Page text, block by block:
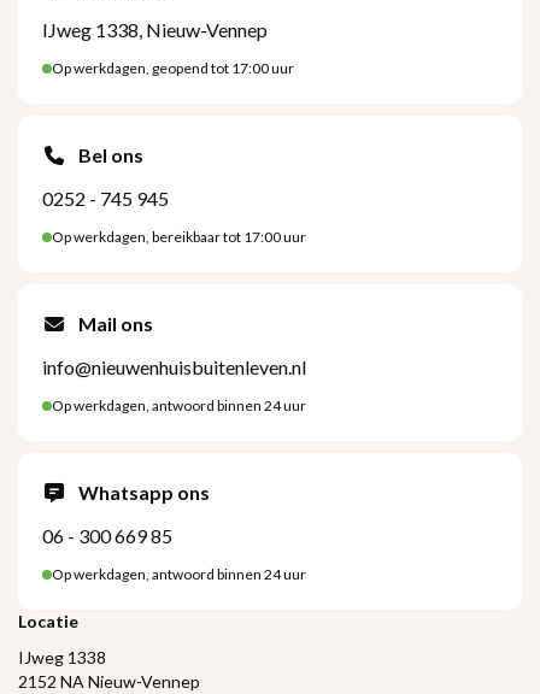
IJweg 1338, Nieuw-Vennep
Op werkdagen, geopend tot 17:00 uur
Bel ons
0252 - 745 945
Op werkdagen, bereikbaar tot 17:00 uur
Mail ons
info@nieuwenhuisbuitenleven.nl
Op werkdagen, antwoord binnen 24 uur
Whatsapp ons
06 - 300 669 85
Op werkdagen, antwoord binnen 24 uur
Locatie
IJweg 1338
2152 NA Nieuw-Vennep